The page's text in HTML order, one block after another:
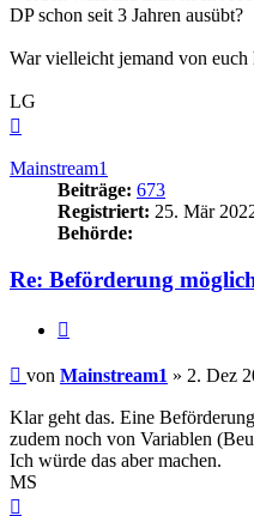
DP schon seit 3 Jahren ausübt?
War vielleicht jemand von
LG
Mainstream1
Beiträge: 673
Registriert: 25. Mär
Behörde:
Re: Beförderung
Beitrag
von Mainstream1 » 2. Dez
Klar geht das. Eine
zudem noch von Variablen
Ich würde das aber machen.
MS